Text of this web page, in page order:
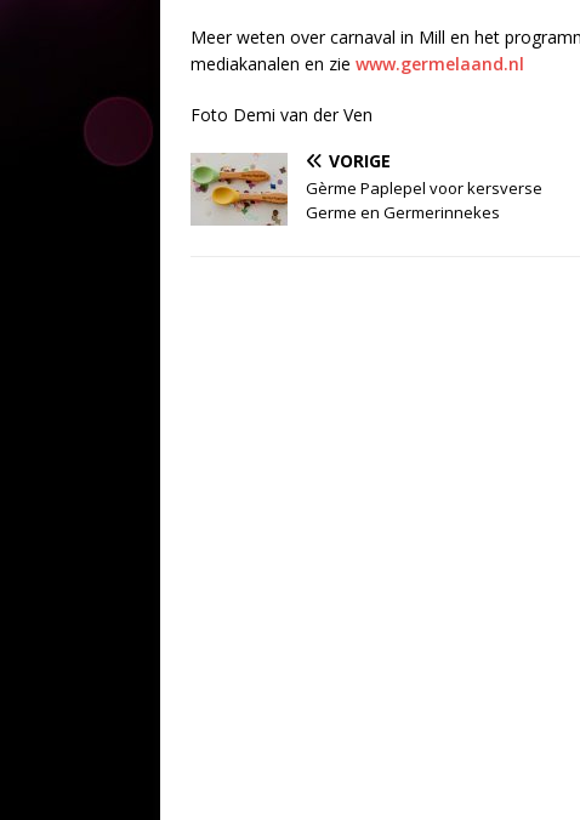
Meer weten over carnaval in Mill en het
mediakanalen en zie www.germelaand.nl
Foto Demi van der Ven
VORIGE
Gèrme Paplepel voor kersverse
Germe en Germerinnekes